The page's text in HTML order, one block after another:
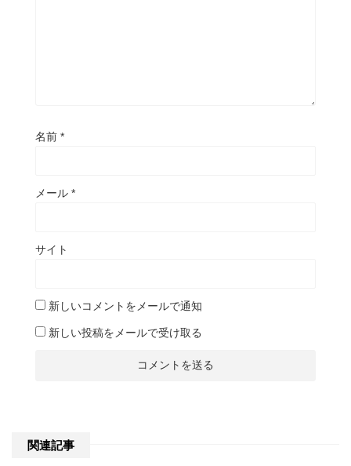
名前 *
メール *
サイト
新しいコメントをメールで通知
新しい投稿をメールで受け取る
関連記事